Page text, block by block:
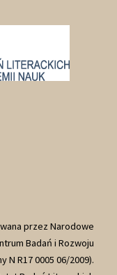
przez Narodowe
Badań i Rozwoju
R17 0005 06/2009).